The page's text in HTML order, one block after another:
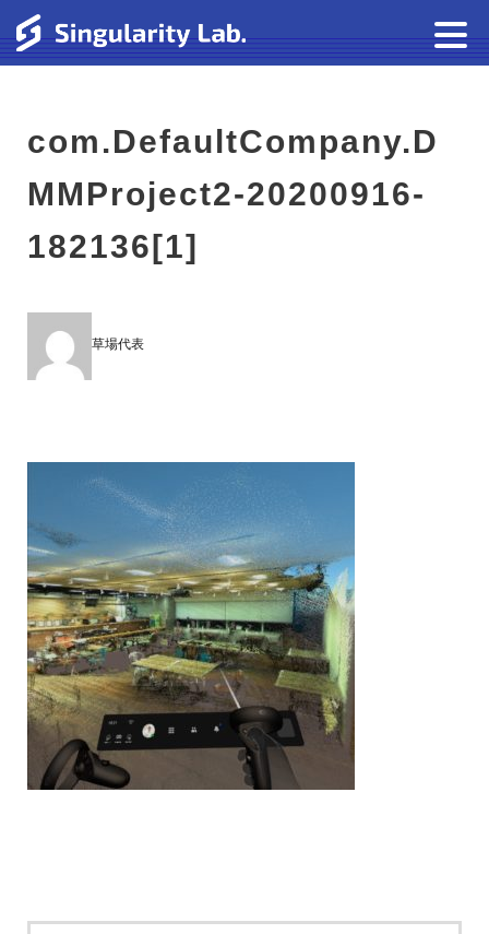
com.DefaultCompany.D
MMProject2-20200916-
182136[1]
草場代表